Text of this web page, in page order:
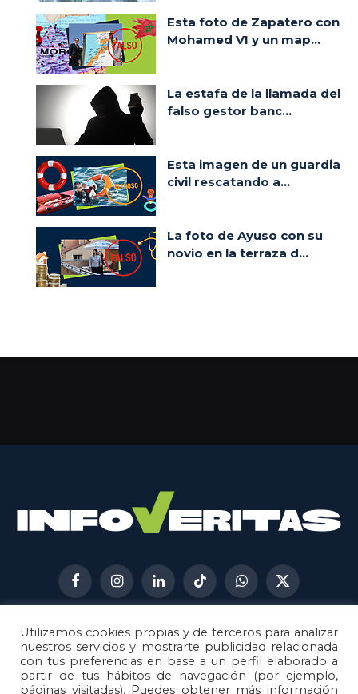
Esta foto de Zapatero con
Mohamed VI y un map...
La estafa de la llamada del
falso gestor banc...
Esta imagen de un guardia
civil rescatando a...
La foto de Ayuso con su
novio en la terraza d...
FacebookInstagramLinkedInTikTokWhatsApp
X
(Twitter)
AVISO LEGAL
METODOLOGÍA
POLÍTICA DE COOKIES
POLÍTICA DE CORRECCIONES
Utilizamos cookies propias y de terceros para analizar
nuestros servicios y mostrarte publicidad relacionada
con tus preferencias en base a un perfil elaborado a
partir de tus hábitos de navegación (por ejemplo,
páginas visitadas). Puedes obtener más información